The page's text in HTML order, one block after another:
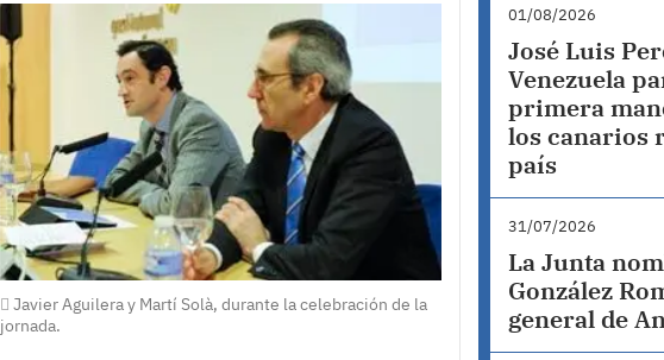
Javier Aguilera y Martí Solà, durante la celebración de la
jornada.
01/08/2026
José Luis
Venezuela
primera
los canarios
país
31/07/2026
La Junta
González
general de